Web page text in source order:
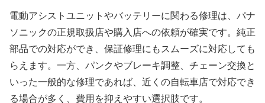
電動アシストユニットやバッテリーに関わる修理は、パナ
ソニックの正規取扱店や購入店への依頼が確実です。純正
部品での対応ができ、保証修理にもスムーズに対応しても
らえます。一方、パンクやブレーキ調整、チェーン交換と
いった一般的な修理であれば、近くの自転車店で対応でき
る場合が多く、費用を抑えやすい選択肢です。